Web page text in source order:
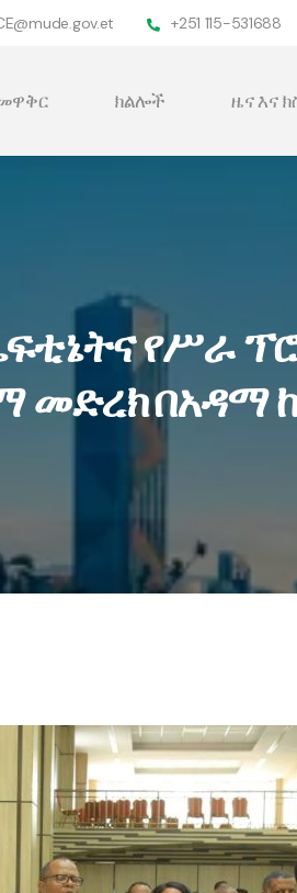
+251 115-531688
ክልሎች ዜና እና
የሥራ
መድረክ በአዳማ